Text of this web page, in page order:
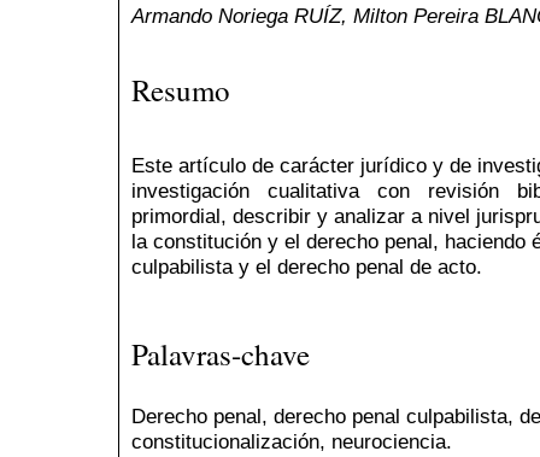
Armando Noriega RUÍZ, Milton Pereira
Resumo
Este artículo de carácter jurídico y de
investigación cualitativa con revisión
primordial, describir y analizar a nivel
la constitución y el derecho penal, haciendo
culpabilista y el derecho penal de acto.
Palavras-chave
Derecho penal, derecho penal culpabilista,
constitucionalización, neurociencia.